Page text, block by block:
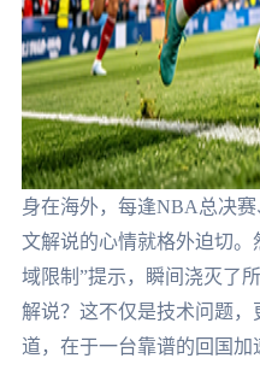
身在海外，每逢NBA总决
文解说的心情就格外迫切。
域限制”提示，瞬间浇灭了
解说？这不仅是技术问题
道，在于一台靠谱的回国